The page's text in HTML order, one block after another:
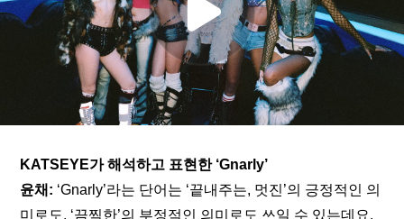
KATSEYE가 해석하고 표현한 ‘Gnarly’
윤채: ‘Gnarly’라는 단어는 ‘끝내주는, 멋진’의 긍정적인 의
미로도, ‘끔찍한’의 부정적인 의미로도 쓰일 수 있는데요.